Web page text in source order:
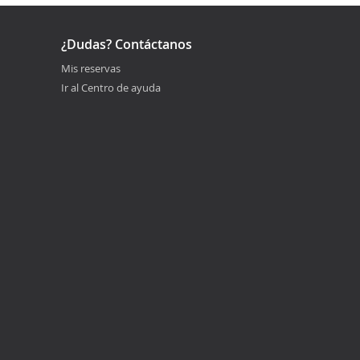
¿Dudas? Contáctanos
Mis reservas
Ir al Centro de ayuda